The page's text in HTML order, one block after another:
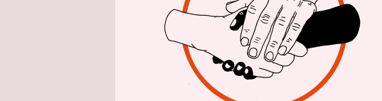
In der gesamten
für die
ungeheure
Drinatal begingen